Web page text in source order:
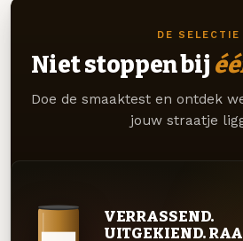
DE SELECTIE
Niet stoppen bij
Doe de smaaktest en ontdek
jouw straatje
VERRASSEND.
UITGEKIEND.